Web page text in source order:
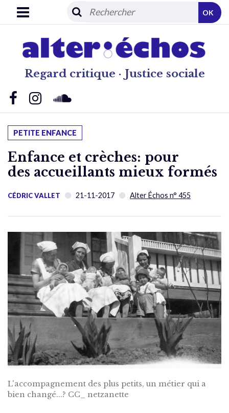
Regard critique · Justice sociale
OK
PETITE ENFANCE
Enfance et crèches: pour
des accueillants mieux formés
CÉDRIC VALLET 21-11-2017 Alter Échos n° 455
L'accompagnement des plus petits, un métier qui a
bien changé...? CC_ netzanette